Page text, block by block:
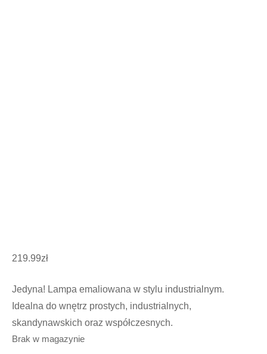
219.99zł
Jedyna! Lampa emaliowana w stylu industrialnym.
Idealna do wnętrz prostych, industrialnych,
skandynawskich oraz współczesnych.
Brak w magazynie